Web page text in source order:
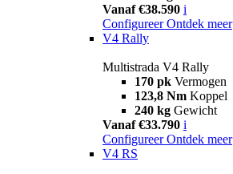
Vanaf €38.590 i
Configureer Ontdek meer
V4 Rally
Multistrada V4 Rally
170 pk Vermogen
123,8 Nm Koppel
240 kg Gewicht
Vanaf €33.790 i
Configureer Ontdek meer
V4 RS